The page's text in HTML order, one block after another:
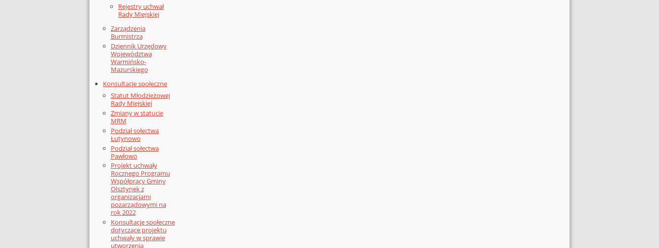
Rejestry uchwał
Rady Miejskiej
Zarządzenia
Burmistrza
Dziennik Urzędowy
Województwa
Warmińsko-
Mazurskiego
Konsultacje społeczne
Statut Młodzieżowej
Rady Miejskiej
Zmiany w statucie
MRM
Podział sołectwa
Łutynowo
Podział sołectwa
Pawłowo
Projekt uchwały
Rocznego Programu
Współpracy Gminy
Olsztynek z
organizacjami
pozarządowymi na
rok 2022
Konsultacje społeczne
dotyczące projektu
uchwały w sprawie
utworzenia